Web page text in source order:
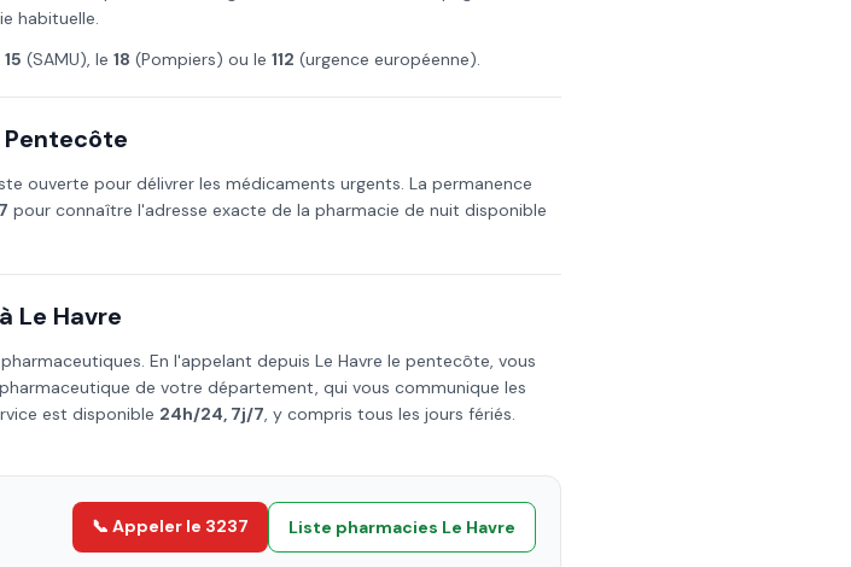
habituelle.
15 (SAMU), le 18 (Pompiers) ou le 112 (urgence européenne).
Pentecôte
ouverte pour délivrer les médicaments urgents. La permanence
pour connaître l'adresse exacte de la pharmacie de nuit disponible
à Le Havre
En l'appelant depuis Le Havre le pentecôte, vous
de votre département, qui vous communique les
est disponible 24h/24, 7j/7, y compris tous les jours fériés.
📞 Appeler le 3237 Liste pharmacies Le Havre